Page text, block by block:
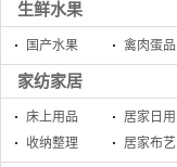
生鲜水果
国产水果 禽肉蛋品
家纺家居
床上用品
居家日用
收纳整理
居家布艺